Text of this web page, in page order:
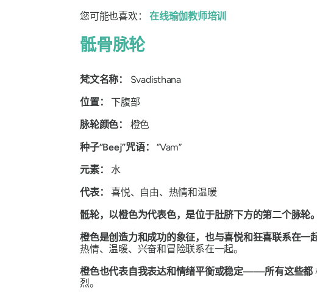
您可能也喜欢：在线瑜伽教师培训
骶骨脉轮
梵文名称：
Svadisthana
位置：
下腹部
脉轮颜色：
橙色
种子“Beej”咒语：
“Vam”
元素：
水
代表：喜悦、自由、热情和温暖
骶轮，以橙色为代表色，是位于肚脐下方的第二个脉轮。
橙色是创造力和成功的象征，也与喜悦和狂喜联系在一
热情、温暖、兴奋和冒险联系在一起。
橙色也代表自我表达和情绪平衡或稳定——所有这些都
烈。